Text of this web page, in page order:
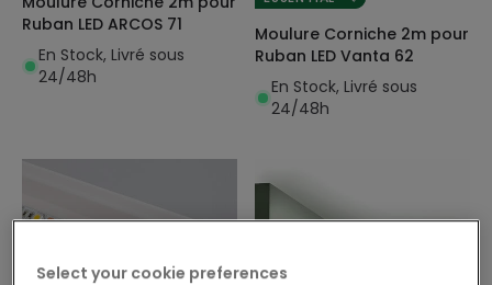
Ruban LED ARCOS 71
En Stock, Livré sous
24/48h
Moulure Corniche 2m pour
Ruban LED Vanta 62
En Stock, Livré sous
24/48h
Select your cookie preferences